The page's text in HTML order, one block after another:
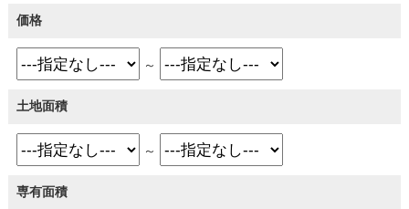
価格
～
土地面積
～
専有面積